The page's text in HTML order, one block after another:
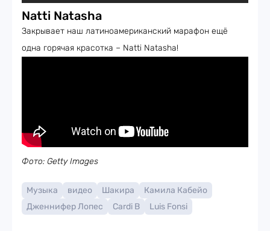
Natti Natasha
Закрывает наш латиноамериканский марафон ещё
одна горячая красотка – Natti Natasha!
Фото: Getty Images
Музыка видео Шакира
Камила Кабейо
Дженнифер Лопес
Cardi B Luis Fonsi